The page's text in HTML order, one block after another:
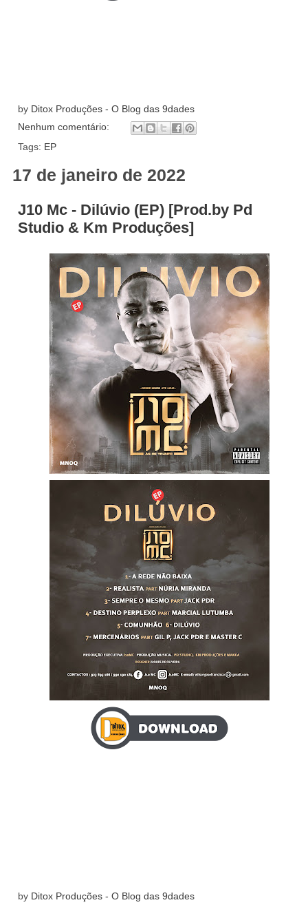
by Ditox Produções - O Blog das 9dades
Nenhum comentário:
Tags: EP
17 de janeiro de 2022
J10 Mc - Dilúvio (EP) [Prod.by Pd
Studio & Km Produções]
by Ditox Produções - O Blog das 9dades